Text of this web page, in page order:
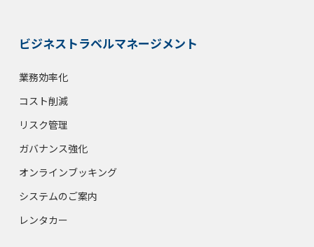
ビジネストラベルマネージメント
業務効率化
コスト削減
リスク管理
ガバナンス強化
オンラインブッキング
システムのご案内
レンタカー